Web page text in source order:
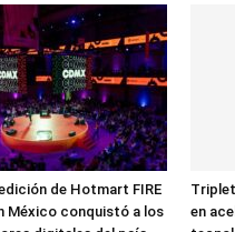
de Hotmart FIRE
México conquistó a los
en